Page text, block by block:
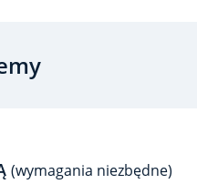
(wymagania niezbędne)